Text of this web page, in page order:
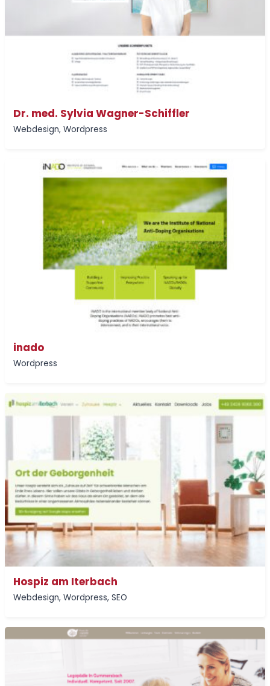
Dr. med. Sylvia Wagner-Schiffler
Webdesign, Wordpress
inado
Wordpress
Hospiz am Iterbach
Webdesign, Wordpress, SEO